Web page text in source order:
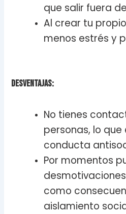
que salir fuera
Al crear tu
menos estrés y
Desventajas:
No tienes
personas, lo
conducta
Por momentos
como
aislamiento